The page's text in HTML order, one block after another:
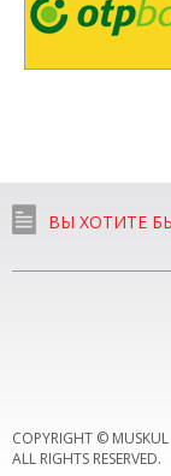
ВЫ ХОТИТЕ
COPYRIGHT ©
ALL RIGHTS RESERVED.